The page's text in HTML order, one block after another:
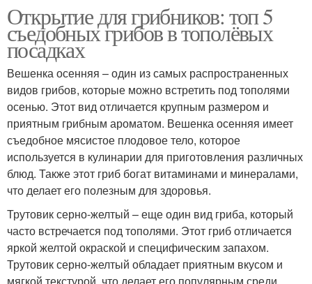
Открытие для грибников: топ 5
съедобных грибов в тополёвых
посадках
Вешенка осенняя – один из самых распространенных
видов грибов, которые можно встретить под тополями
осенью. Этот вид отличается крупным размером и
приятным грибным ароматом. Вешенка осенняя имеет
съедобное мясистое плодовое тело, которое
используется в кулинарии для приготовления различных
блюд. Также этот гриб богат витаминами и минералами,
что делает его полезным для здоровья.
Трутовик серно-желтый – еще один вид гриба, который
часто встречается под тополями. Этот гриб отличается
яркой желтой окраской и специфическим запахом.
Трутовик серно-желтый обладает приятным вкусом и